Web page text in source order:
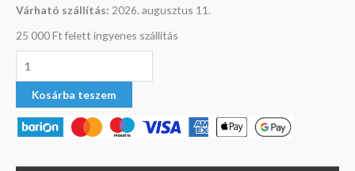
Várható szállítás: 2026. augusztus 11.
25 000 Ft felett ingyenes szállítás
Kosárba teszem